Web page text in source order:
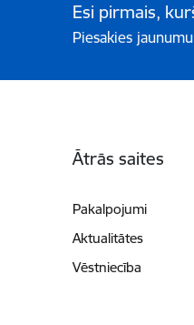
Esi pirmais,
Piesakies
Ātrās saites
Pakalpojumi
Aktualitātes
Vēstniecība